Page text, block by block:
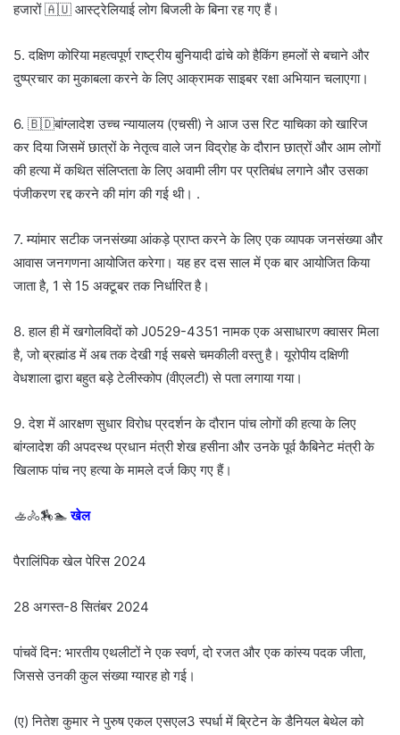
हजारों 🇦🇺 आस्ट्रेलियाई लोग बिजली के बिना रह गए हैं।
5. दक्षिण कोरिया महत्वपूर्ण राष्ट्रीय बुनियादी ढांचे को हैकिंग हमलों से बचाने और
दुष्प्रचार का मुकाबला करने के लिए आक्रामक साइबर रक्षा अभियान चलाएगा।
6. 🇧🇩बांग्लादेश उच्च न्यायालय (एचसी) ने आज उस रिट याचिका को खारिज
कर दिया जिसमें छात्रों के नेतृत्व वाले जन विद्रोह के दौरान छात्रों और आम लोगों
की हत्या में कथित संलिप्तता के लिए अवामी लीग पर प्रतिबंध लगाने और उसका
पंजीकरण रद्द करने की मांग की गई थी। .
7. म्यांमार सटीक जनसंख्या आंकड़े प्राप्त करने के लिए एक व्यापक जनसंख्या और
आवास जनगणना आयोजित करेगा। यह हर दस साल में एक बार आयोजित किया
जाता है, 1 से 15 अक्टूबर तक निर्धारित है।
8. हाल ही में खगोलविदों को J0529-4351 नामक एक असाधारण क्वासर मिला
है, जो ब्रह्मांड में अब तक देखी गई सबसे चमकीली वस्तु है। यूरोपीय दक्षिणी
वेधशाला द्वारा बहुत बड़े टेलीस्कोप (वीएलटी) से पता लगाया गया।
9. देश में आरक्षण सुधार विरोध प्रदर्शन के दौरान पांच लोगों की हत्या के लिए
बांग्लादेश की अपदस्थ प्रधान मंत्री शेख हसीना और उनके पूर्व कैबिनेट मंत्री के
खिलाफ पांच नए हत्या के मामले दर्ज किए गए हैं।
🚣🚴🏇🏊खेल
पैरालिंपिक खेल पेरिस 2024
28 अगस्त-8 सितंबर 2024
पांचवें दिन: भारतीय एथलीटों ने एक स्वर्ण, दो रजत और एक कांस्य पदक जीता,
जिससे उनकी कुल संख्या ग्यारह हो गई।
(ए) नितेश कुमार ने पुरुष एकल एसएल3 स्पर्धा में ब्रिटेन के डैनियल बेथेल को